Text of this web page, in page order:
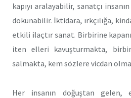
kapıyı aralayabilir, sanatçı
dokunabilir. İktidara, ırkçılığa,
etkili ilaçtır sanat. Birbirine
iten elleri kavuşturmakta,
salmakta, kem sözlere vicdan
Her insanın doğuştan gelen,